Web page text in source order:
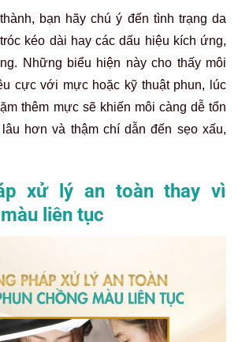
bạn hãy chú ý đến tình trạng da
kéo dài hay các dấu hiệu kích ứng,
N hững biểu hiện này cho thấy môi
cực với mực hoặc kỹ thuật phun, lúc
thêm mực sẽ khiến môi càng dễ tổn
hơn và thậm chí dẫn đến sẹo xấu,
xử lý an toàn thay vì
liên tục